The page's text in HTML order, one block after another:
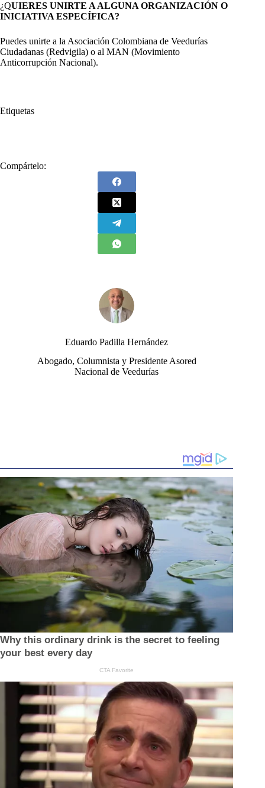
¿QUIERES UNIRTE A ALGUNA ORGANIZACIÓN O
INICIATIVA ESPECÍFICA?
Puedes unirte a la Asociación Colombiana de Veedurías
Ciudadanas (Redvigila) o al MAN (Movimiento
Anticorrupción Nacional).
Etiquetas
Compártelo:
Eduardo Padilla Hernández
Abogado, Columnista y Presidente Asored
Nacional de Veedurías